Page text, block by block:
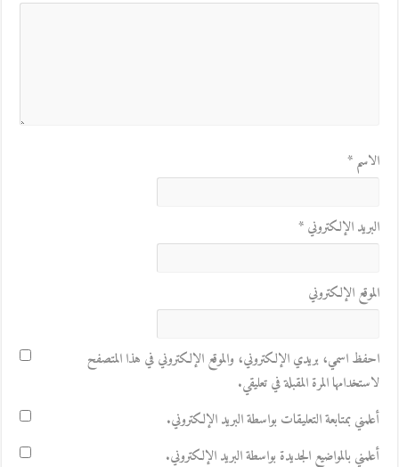
الاسم*
البريد الإلكتروني*
الموقع الإلكتروني
احفظ اسمي، بريدي الإلكتروني، والموقع الإلكتروني في هذا المتصفح
لاستخدامها المرة المقبلة في تعليقي.
أعلمني بمتابعة التعليقات بواسطة البريد الإلكتروني.
أعلمني بالمواضيع الجديدة بواسطة البريد الإلكتروني.